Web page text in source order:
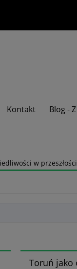
Kontakt Blog -
w
Toruń jako